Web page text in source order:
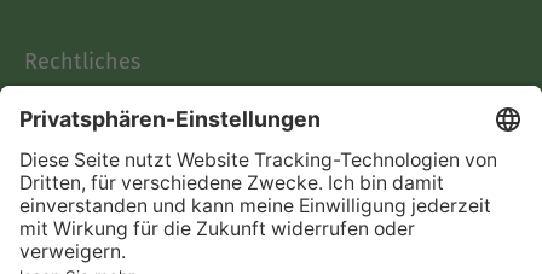
Rechtliches
AGB
Informationen nach Data
Act
Verträge hier kündigen
Impressum